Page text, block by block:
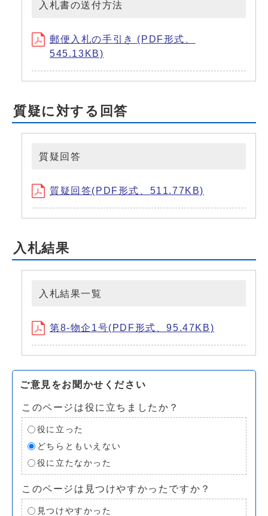
入札書の送付方法
郵便入札の手引き (PDF形式、
545.13KB)
質疑に対する回答
質疑回答
質疑回答(PDF形式、511.77KB)
入札結果
入札結果一覧
第8-物企1号(PDF形式、95.47KB)
ご意見をお聞かせください
このページは役に立ちましたか？
役に立った
どちらともいえない
役に立たなかった
このページは見つけやすかったですか？
見つけやすかった